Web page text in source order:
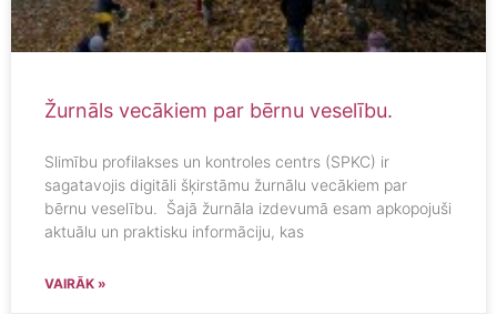
Žurnāls vecākiem par bērnu veselību.
Slimību profilakses un kontroles centrs (SPKC) ir
sagatavojis digitāli šķirstāmu žurnālu vecākiem par
bērnu veselību. Šajā žurnāla izdevumā esam apkopojuši
aktuālu un praktisku informāciju, kas
VAIRĀK »